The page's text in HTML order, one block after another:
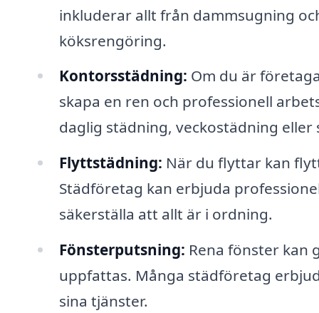
inkluderar allt från dammsugning
köksrengöring.
Kontorsstädning: Om du är
skapa en ren och professionell
daglig städning, veckostädning
Flyttstädning: När du flyttar kan
Städföretag kan erbjuda
säkerställa att allt är i ordning.
Fönsterputsning: Rena fönster kan
uppfattas. Många städföretag
sina tjänster.